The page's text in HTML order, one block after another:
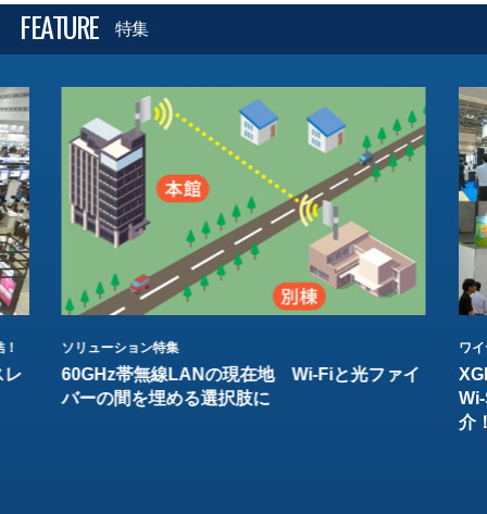
FEATURE 特集
レ
ソリューション特集
60GHz帯無線LANの現在地 Wi-Fiと光ファイ
バーの間を埋める選択肢に
ワ
介